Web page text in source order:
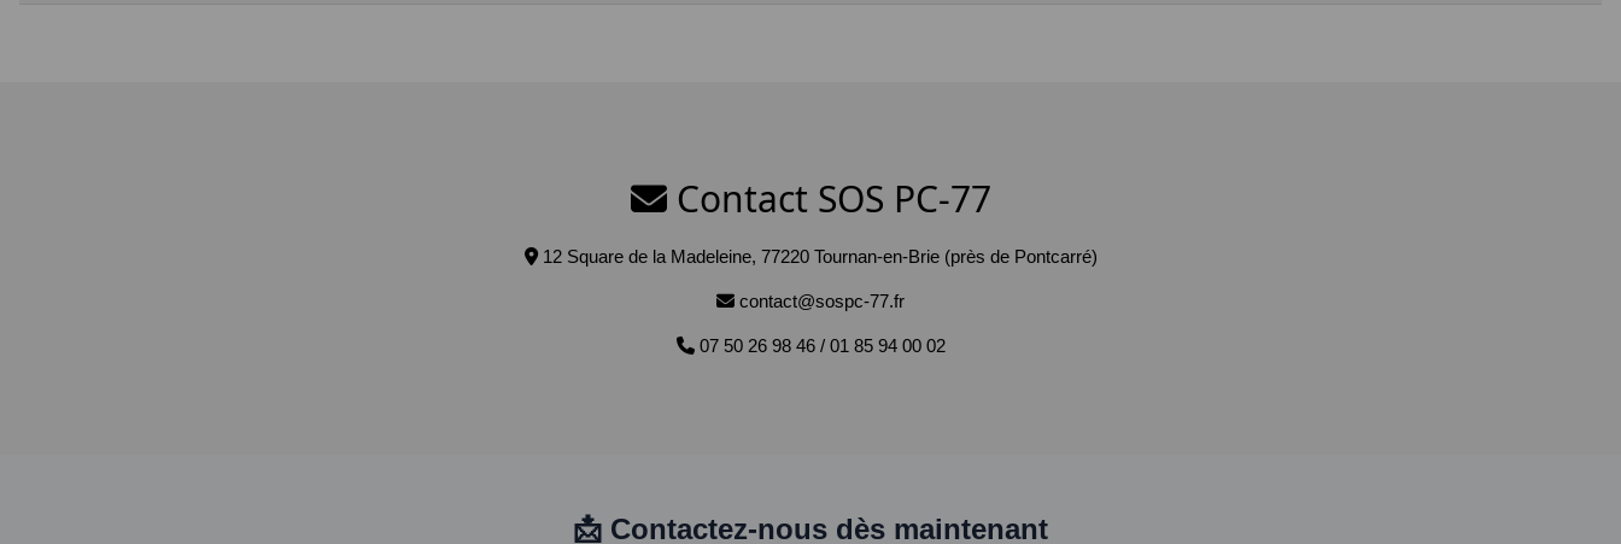
Contact SOS PC-77
12 Square de la Madeleine, 77220 Tournan-en-Brie (près de Pontcarré)
contact@sospc-77.fr
07 50 26 98 46 / 01 85 94 00 02